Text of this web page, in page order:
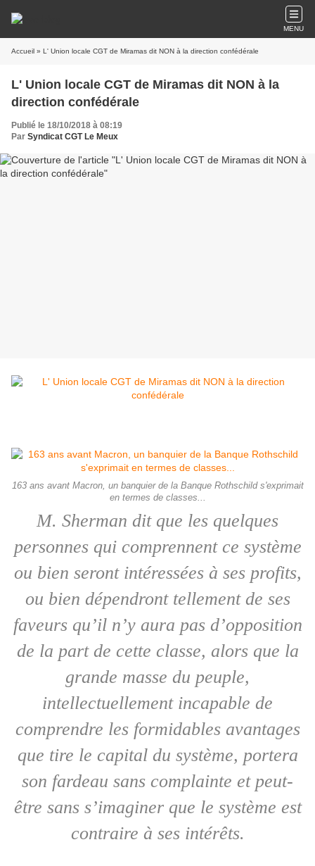
MENU
Accueil » L' Union locale CGT de Miramas dit NON à la direction confédérale
L' Union locale CGT de Miramas dit NON à la
direction confédérale
Publié le 18/10/2018 à 08:19
Par Syndicat CGT Le Meux
163 ans avant Macron, un banquier de la Banque Rothschild s'exprimait
en termes de classes...
M. Sherman dit que les quelques
personnes qui comprennent ce système
ou bien seront intéressées à ses profits,
ou bien dépendront tellement de ses
faveurs qu’il n’y aura pas d’opposition
de la part de cette classe, alors que la
grande masse du peuple,
intellectuellement incapable de
comprendre les formidables avantages
que tire le capital du système, portera
son fardeau sans complainte et peut-
être sans s’imaginer que le système est
contraire à ses intérêts.